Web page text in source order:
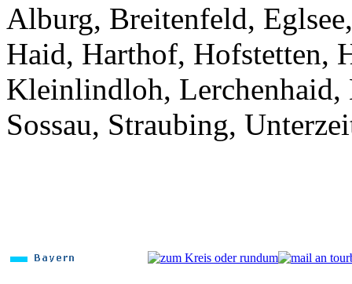
Alburg, Breitenfeld,
Haid, Harthof, Hofstetten,
Kleinlindloh, Lerchenhaid,
Sossau, Straubing,